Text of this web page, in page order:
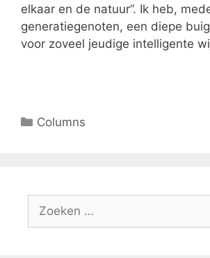
elkaar en de natuur”. Ik heb,
generatiegenoten, een diepe
voor zoveel jeudige intelligente
Columns